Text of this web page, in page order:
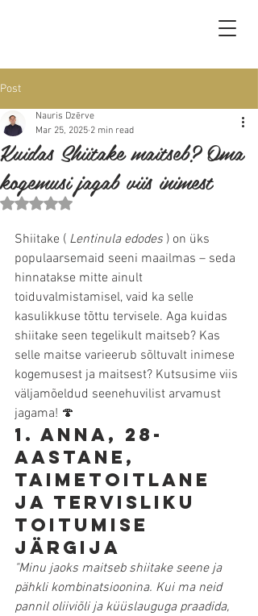
Post
Kuidas Shiitake maitseb? Oma
kogemusi jagab viis inimest
Nauris Dzērve
Mar 25, 2025 2 min read
Rated NaN out of 5 stars.
Shiitake ( Lentinula edodes ) on üks
populaarsemaid seeni maailmas – seda
hinnatakse mitte ainult
toiduvalmistamisel, vaid ka selle
kasulikkuse tõttu tervisele. Aga kuidas
shiitake seen tegelikult maitseb? Kas
selle maitse varieerub sõltuvalt inimese
kogemusest ja maitsest? Kutsusime viis
väljamõeldud seenehuvilist arvamust
jagama! 🍄
1. Anna, 28-
aastane,
taimetoitlane
ja tervisliku
toitumise
järgija
"Minu jaoks maitseb shiitake seene ja
pähkli kombinatsioonina. Kui ma neid
pannil oliiviõli ja küüslauguga praadida,